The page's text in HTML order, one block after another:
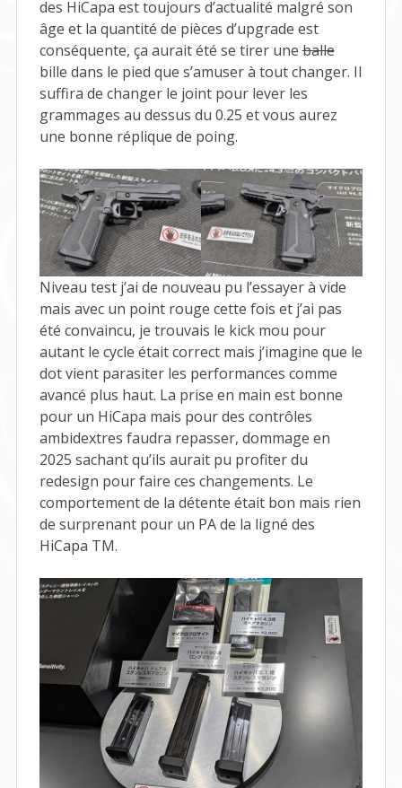
des HiCapa est toujours d’actualité malgré son
âge et la quantité de pièces d’upgrade est
conséquente, ça aurait été se tirer uneballe
bille dans le pied que s’amuser à tout changer. Il
suffira de changer le joint pour lever les
grammages au dessus du 0.25 et vous aurez
une bonne réplique de poing.
Niveau test j’ai de nouveau pu l’essayer à vide
mais avec un point rouge cette fois et j’ai pas
été convaincu, je trouvais le kick mou pour
autant le cycle était correct mais j’imagine que le
dot vient parasiter les performances comme
avancé plus haut. La prise en main est bonne
pour un HiCapa mais pour des contrôles
ambidextres faudra repasser, dommage en
2025 sachant qu’ils aurait pu profiter du
redesign pour faire ces changements. Le
comportement de la détente était bon mais rien
de surprenant pour un PA de la ligné des
HiCapa TM.